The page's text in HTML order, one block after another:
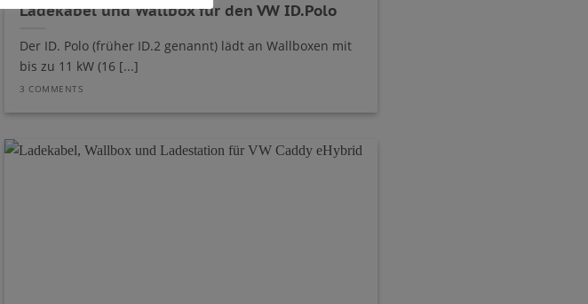
Ladekabel und Wallbox für den VW ID.Polo
Der ID. Polo (früher ID.2 genannt) lädt an Wallboxen mit
bis zu 11 kW (16 [...]
3 COMMENTS